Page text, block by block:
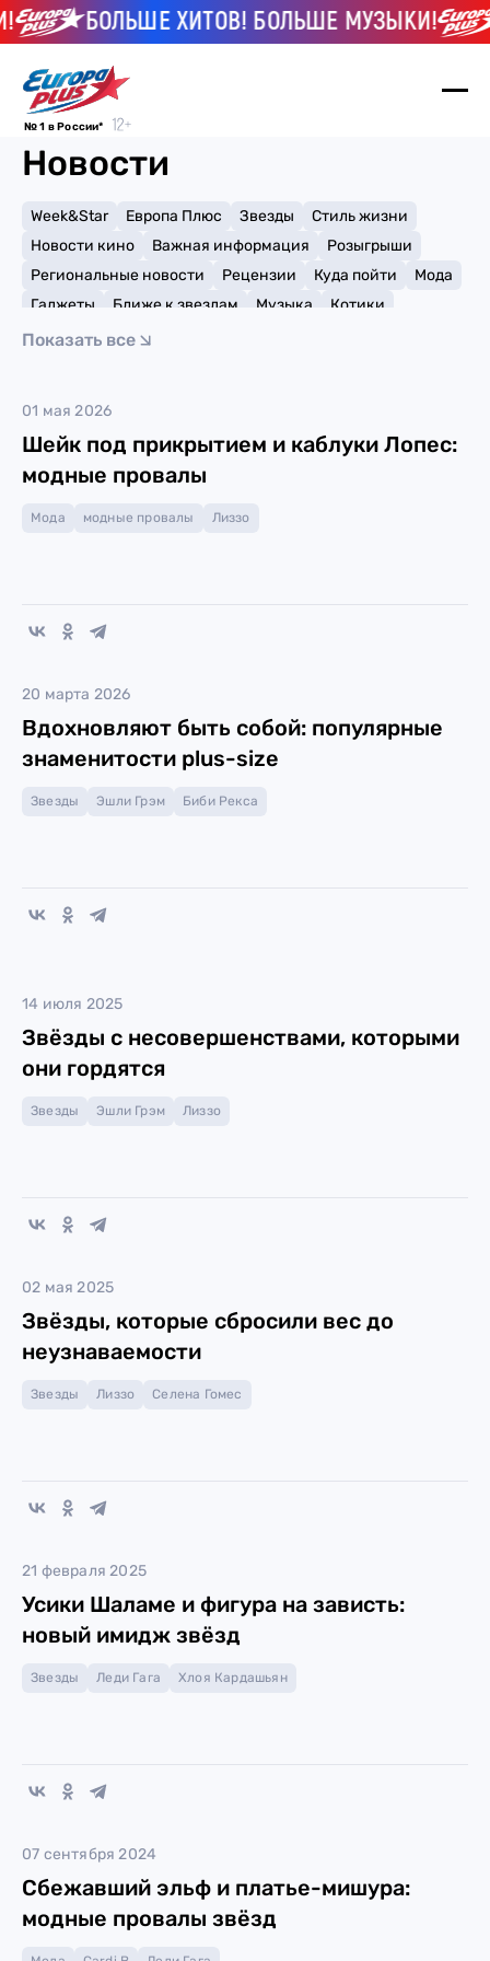
БОЛЬШЕ ХИТОВ! БОЛЬШЕ МУЗЫКИ!
№ 1 в России*
Новости
Week&Star Европа Плюс Звезды
Стиль жизни
Новости кино
Важная информация
Розыгрыши
Региональные новости
Рецензии Куда пойти
Мода
Гаджеты
Ближе к звездам Музыка
Котики
Мемы и тренды
Показать все
01 мая 2026
Шейк под прикрытием и каблуки Лопес:
модные провалы
Мода модные провалы Лиззо
20 марта 2026
Вдохновляют быть собой: популярные
знаменитости plus-size
Звезды Эшли Грэм Биби Рекса
14 июля 2025
Звёзды с несовершенствами, которыми
они гордятся
Звезды Эшли Грэм Лиззо
02 мая 2025
Звёзды, которые сбросили вес до
неузнаваемости
Звезды Лиззо Селена Гомес
21 февраля 2025
Усики Шаламе и фигура на зависть:
новый имидж звёзд
Звезды Леди Гага Хлоя Кардашьян
07 сентября 2024
Сбежавший эльф и платье-мишура:
модные провалы звёзд